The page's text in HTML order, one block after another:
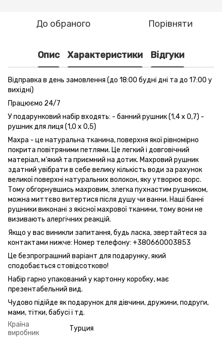
До обраного Порівняти
Опис Характеристики Відгуки
Відправка в день замовлення (до 18:00 будні дні та до 17:00 у
вихідні)
Працюємо 24/7
У подарунковий набір входять: - банний рушник (1,4 x 0,7) -
рушник для лиця (1,0 x 0,5)
Махра - це натуральна тканина, поверхня якої рівномірно
покрита повітряними петлями. Це легкий і довговічний
матеріал, м‘який та приємний на дотик. Махровий рушник
здатний увібрати в себе велику кількість води за рахунок
великої поверхні натуральних волокон, яку утворює ворс.
Тому обгорнувшись махровим, злегка пухнастим рушником,
можна миттєво витертися після душу чи ванни. Наші банні
рушники виконані з якісної махрової тканини, тому вони не
визивають алергічних реакцій.
Якщо у вас виникли запитання, будь ласка, звертайтеся за
контактами нижче: Номер телефону: +380660003853
Це безпрограшний варіант для подарунку, який
сподобається стовідсотково!
Набір гарно упакований у картонну коробку, має
презентабельний вид.
Чудово підійде як подарунок для дівчини, дружини, подруги,
мами, тітки, бабусі і тд.
Країна
виробник
Турция